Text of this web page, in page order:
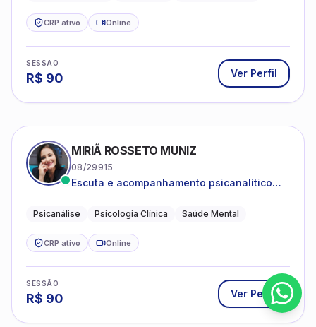
CRP ativo Online
SESSÃO
R$ 90 Ver Perfil
MIRIÃ ROSSETO MUNIZ
08/29915
Escuta e acompanhamento psicanalítico
Psicanálise Psicologia Clínica Saúde Mental
CRP ativo Online
SESSÃO
R$ 90 Ver Perfil